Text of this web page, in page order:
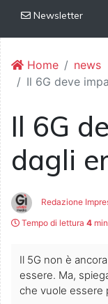
Newsletter
Home
news
Il 6G deve
Il 6G
dagli
Redazione
Tempo di lettura 4
Il 5G non è
essere. Ma,
che vuole essere